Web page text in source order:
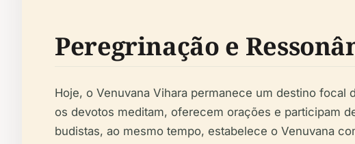
Peregrinação e
Hoje, o Venuvana Vihara permanece um destino
os devotos meditam, oferecem orações e participam
budistas, ao mesmo tempo, estabelece o Venuvana